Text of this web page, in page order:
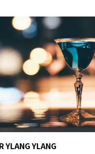
YLANG YLANG